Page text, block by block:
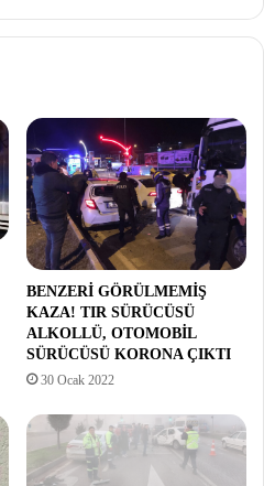
BENZERİ GÖRÜLMEMİŞ
KAZA! TIR SÜRÜCÜSÜ
ALKOLLÜ, OTOMOBİL
SÜRÜCÜSÜ KORONA ÇIKTI
30 Ocak 2022